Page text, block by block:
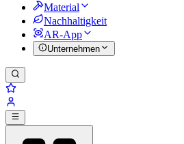
Material
Nachhaltigkeit
AR-App
Unternehmen